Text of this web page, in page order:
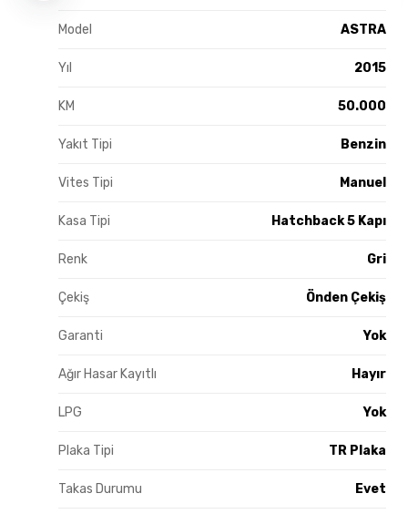
Model ASTRA
Yıl 2015
KM 50.000
Yakıt Tipi Benzin
Vites Tipi Manuel
Kasa Tipi Hatchback 5 Kapı
Renk Gri
Çekiş Önden Çekiş
Garanti Yok
Ağır Hasar Kayıtlı Hayır
LPG Yok
Plaka Tipi TR Plaka
Takas Durumu Evet